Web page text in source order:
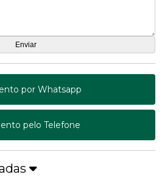
por Whatsapp
pelo Telefone